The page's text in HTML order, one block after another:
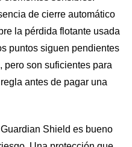
de cierre automático
la pérdida flotante usada
puntos siguen pendientes
son suficientes para
antes de pagar una
Shield es bueno